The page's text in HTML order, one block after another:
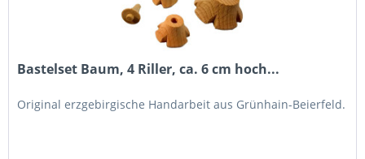
Bastelset Baum, 4 Riller, ca. 6 cm hoch...
Original erzgebirgische Handarbeit aus Grünhain-Beierfeld.